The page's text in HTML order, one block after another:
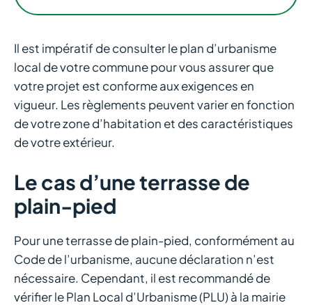
Il est impératif de consulter le plan d’urbanisme
local de votre commune pour vous assurer que
votre projet est conforme aux exigences en
vigueur. Les règlements peuvent varier en fonction
de votre zone d’habitation et des caractéristiques
de votre extérieur.
Le cas d’une terrasse de
plain-pied
Pour une terrasse de plain-pied, conformément au
Code de l’urbanisme, aucune déclaration n’est
nécessaire. Cependant, il est recommandé de
vérifier le Plan Local d’Urbanisme (PLU) à la mairie